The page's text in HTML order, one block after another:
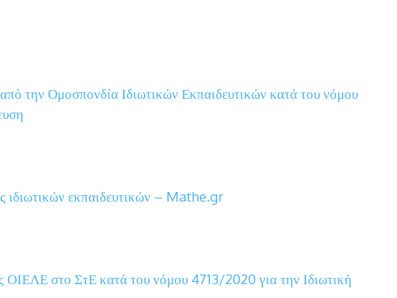
την Ομοσπονδία Ιδιωτικών Εκπαιδευτικών κατά του νόμου
ιδιωτικών εκπαιδευτικών – Mathe.gr
ΟΙΕΛΕ στο ΣτΕ κατά του νόμου 4713/2020 για την Ιδιωτική